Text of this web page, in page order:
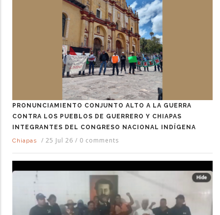
PRONUNCIAMIENTO CONJUNTO ALTO A LA GUERRA
CONTRA LOS PUEBLOS DE GUERRERO Y CHIAPAS
INTEGRANTES DEL CONGRESO NACIONAL INDÍGENA
Chiapas
/ 25 Jul 26 / 0 comments